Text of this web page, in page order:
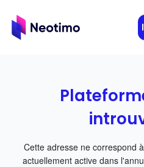
Cette adresse ne correspond
actuellement active dans